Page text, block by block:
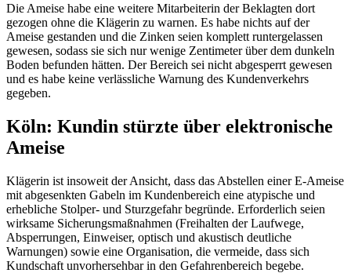
Die Ameise habe eine weitere Mitarbeiterin der Beklagten dort
gezogen ohne die Klägerin zu warnen. Es habe nichts auf der
Ameise gestanden und die Zinken seien komplett runtergelassen
gewesen, sodass sie sich nur wenige Zentimeter über dem dunkeln
Boden befunden hätten. Der Bereich sei nicht abgesperrt gewesen
und es habe keine verlässliche Warnung des Kundenverkehrs
gegeben.
Köln: Kundin stürzte über elektronische
Ameise
Klägerin ist insoweit der Ansicht, dass das Abstellen einer E-Ameise
mit abgesenkten Gabeln im Kundenbereich eine atypische und
erhebliche Stolper- und Sturzgefahr begründe. Erforderlich seien
wirksame Sicherungsmaßnahmen (Freihalten der Laufwege,
Absperrungen, Einweiser, optisch und akustisch deutliche
Warnungen) sowie eine Organisation, die vermeide, dass sich
Kundschaft unvorhersehbar in den Gefahrenbereich begebe.